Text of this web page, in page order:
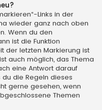
Links in der
wieder ganz nach oben
Wenn du den
ist die Funktion
der letzten Markierung ist
auch möglich, das Thema
eine Antwort darauf
die Regeln dieses
gerne gesehen, wenn
Themen